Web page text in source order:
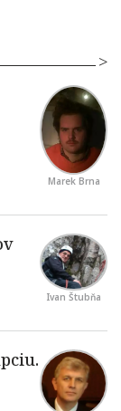
Marek Brna
Ivan Štubňa